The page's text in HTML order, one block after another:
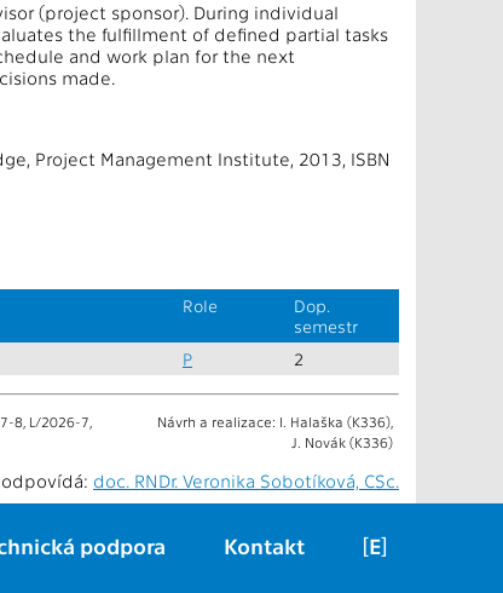
(project sponsor). During individual
the fulfillment of defined partial tasks
and work plan for the next
made.
Project Management Institute, 2013, ISBN
Role
Dop.
semestr
P 2
8, L/2026-7,
Návrh a realizace: I. Halaška (K336),
J. Novák (K336)
odpovídá: doc. RNDr. Veronika Sobotíková, CSc.
[E]
Kontakt
podpora